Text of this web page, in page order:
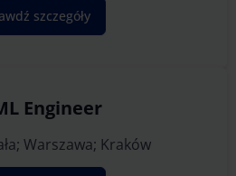
szczegóły
Engineer
Warszawa; Kraków